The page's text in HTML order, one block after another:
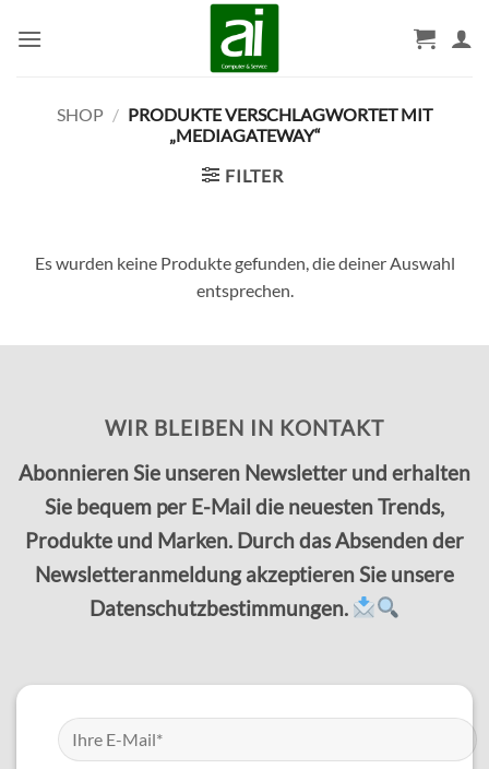
Inhalt
SHOP / PRODUKTE VERSCHLAGWORTET MIT
„MEDIAGATEWAY“
FILTER
Es wurden keine Produkte gefunden, die deiner Auswahl
entsprechen.
WIR BLEIBEN IN KONTAKT
Abonnieren Sie unseren Newsletter und erhalten
Sie bequem per E-Mail die neuesten Trends,
Produkte und Marken. Durch das Absenden der
Newsletteranmeldung akzeptieren Sie unsere
Datenschutzbestimmungen.